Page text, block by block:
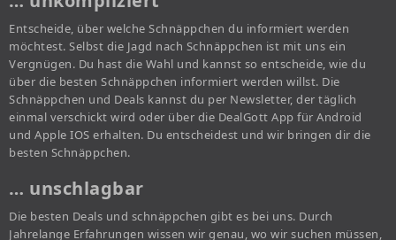
Entscheide, über welche Schnäppchen du informiert werden
möchtest. Selbst die Jagd nach Schnäppchen ist mit uns ein
Vergnügen. Du hast die Wahl und kannst so entscheide, wie du
über die besten Schnäppchen informiert werden willst. Die
Schnäppchen und Deals kannst du per Newsletter, der täglich
einmal verschickt wird oder über die DealGott App für Android
und Apple IOS erhalten. Du entscheidest und wir bringen dir die
besten Schnäppchen.
… unschlagbar
Die besten Deals und schnäppchen gibt es bei uns. Durch
Jahrelange Erfahrungen wissen wir genau, wo wir suchen müssen,